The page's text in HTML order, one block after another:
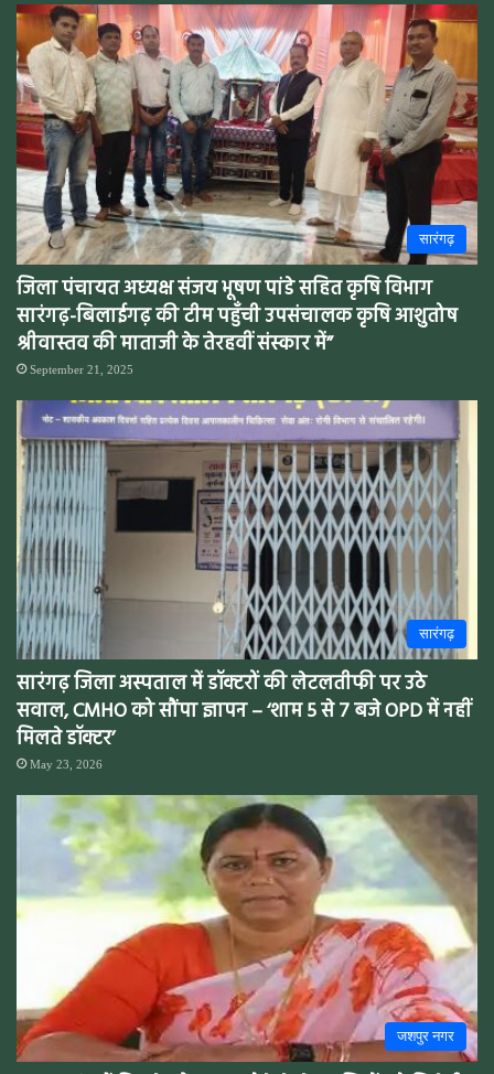
सारंगढ़
जिला पंचायत अध्यक्ष संजय भूषण पांडे सहित कृषि विभाग
सारंगढ़-बिलाईगढ़ की टीम पहुँची उपसंचालक कृषि आशुतोष
श्रीवास्तव की माताजी के तेरहवीं संस्कार में”
September 21, 2025
सारंगढ़
सारंगढ़ जिला अस्पताल में डॉक्टरों की लेटलतीफी पर उठे
सवाल, CMHO को सौंपा ज्ञापन – ‘शाम 5 से 7 बजे OPD में नहीं
मिलते डॉक्टर’
May 23, 2026
जशपुर नगर